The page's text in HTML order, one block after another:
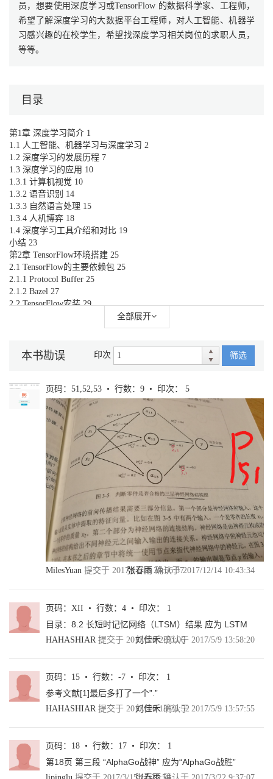
员，想要使用深度学习或TensorFlow 的数据科学家、工程师，
希望了解深度学习的大数据平台工程师，对人工智能、机器学
习感兴趣的在校学生，希望找深度学习相关岗位的求职人员，
等等。
目录
第1章 深度学习简介 1
1.1 人工智能、机器学习与深度学习 2
1.2 深度学习的发展历程 7
1.3 深度学习的应用 10
1.3.1 计算机视觉 10
1.3.2 语音识别 14
1.3.3 自然语言处理 15
1.3.4 人机博弈 18
1.4 深度学习工具介绍和对比 19
小结 23
第2章 TensorFlow环境搭建 25
2.1 TensorFlow的主要依赖包 25
2.1.1 Protocol Buffer 25
2.1.2 Bazel 27
2.2 TensorFlow安装 29
2.3 TensorFlow测试样例 37
3.1 TensorFlow计算模型——计算图 40
3.1.1 计算图的概念 40
3.1.2 计算图的使用 41
3.2 TensorFlow数据模型——张量 43
3.2.1 张量的概念 43
3.2.2 张量的使用 45
3.3 TensorFlow运行模型——会话 46
3.4 TensorFlow实现神经网络 48
3.4.1 TensorFlow游乐场及神经网络简介 48
3.4.2 前向传播算法简介 51
3.4.3 神经网络参数与TensorFlow变量 54
3.4.4 通过TensorFlow训练神经网络模型 58
3.4.5 完整神经网络样例程序 62
第4章 深层神经网络 66
4.1 深度学习与深层神经网络 66
4.1.3 多层网络解决异或运算 73
4.2 损失函数定义 74
4.2.1 经典损失函数 75
4.2.2 自定义损失函数 79
4.4.1 学习率的设置 85
4.4.2 过拟合问题 87
4.4.3 滑动平均模型 90
5.1 MNIST数据处理 94
5.2 神经网络模型训练及不同模型结果对比 97
5.2.1 TensorFlow训练神经网络 97
全部展开
本书勘误 印次 筛选
页码：51,52,53 • 行数：9 • 印次： 5
MilesYuan 提交于 2017/11/18 23:56:37
张春雨 确认于 2017/12/14 10:43:34
页码：XII • 行数：4 • 印次： 1
目录：8.2 长短时记忆网络（LTSM）结果 应为 LSTM
HAHASHIAR 提交于 2017/5/6 2:50:06
刘佳禾确认于 2017/5/9 13:58:20
页码：15 • 行数：-7 • 印次： 1
参考文献[1]最后多打了一个”.”
HAHASHIAR 提交于 2017/5/6 13:28:52
刘佳禾确认于 2017/5/9 13:57:55
页码：18 • 行数：17 • 印次： 1
第18页 第三段 “AlphaGo战神” 应为“AlphaGo战胜”